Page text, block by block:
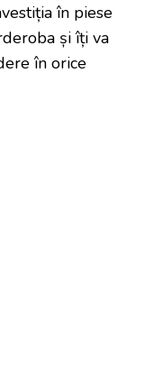
în piese
și îți va
în orice